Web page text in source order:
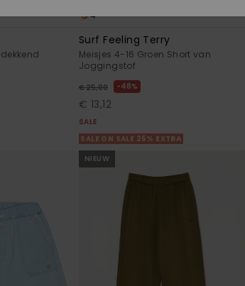
4
Surf Feeling Terry
Meisjes 4-16 Groen Short van
Joggingstof
€ 25,00 48%
€ 13,12
SALE
SALE ON SALE 25% EXTRA
NIEUW